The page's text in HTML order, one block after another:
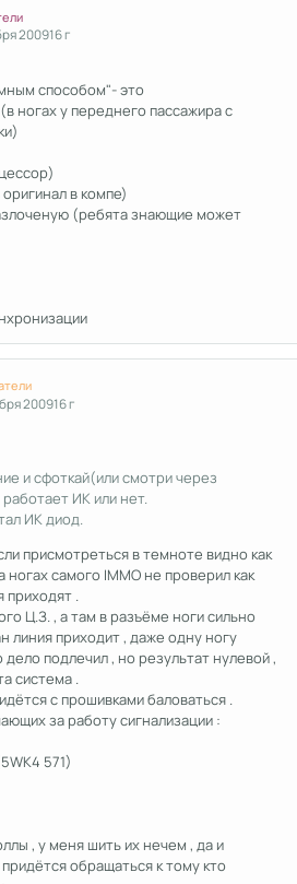
200916 г
способом"- это
ногах у переднего пассажира с
в компе)
(ребята знающие может
200916 г
и сфоткай(или смотри через
ИК или нет.
ИК диод.
присмотреться в темноте видно как
ногах самого IMMO не проверил как
приходят .
Ц.З. , а там в разъёме ноги сильно
линия приходит , даже одну ногу
подлечил , но результат нулевой ,
система .
с прошивками баловаться .
за работу сигнализации :
571)
, у меня шить их нечем , да и
обращаться к тому кто